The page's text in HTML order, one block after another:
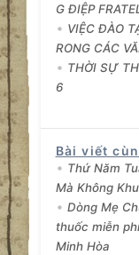
G ĐIỆP
VIỆC ĐÀO
RONG CÁC
THỜI SỰ
6
Bài viết
Thứ Năm
Mà Không
Dòng Mẹ
thuốc miễn
Minh Hòa